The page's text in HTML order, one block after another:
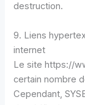
destruction.
9. Liens
internet
Le site https://
certain nombre
Cependant,